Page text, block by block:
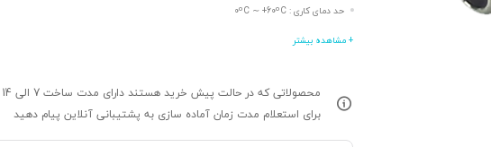
حد دمای کاری : 0ºC ∼ +60ºC
+ مشاهده بیشتر
برای استعلام مدت زمان آماده سازی به پشتیبانی آنلاین پیام دهید